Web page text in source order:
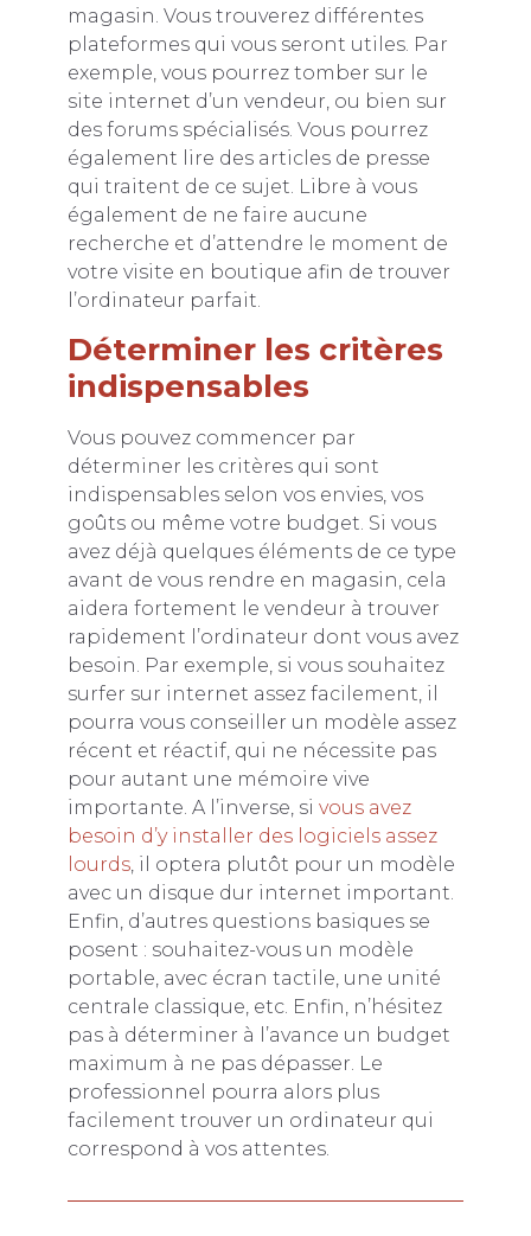
magasin. Vous trouverez différentes
plateformes qui vous seront utiles. Par
exemple, vous pourrez tomber sur le
site internet d’un vendeur, ou bien sur
des forums spécialisés. Vous pourrez
également lire des articles de presse
qui traitent de ce sujet. Libre à vous
également de ne faire aucune
recherche et d’attendre le moment de
votre visite en boutique afin de trouver
l’ordinateur parfait.
Déterminer les critères
indispensables
Vous pouvez commencer par
déterminer les critères qui sont
indispensables selon vos envies, vos
goûts ou même votre budget. Si vous
avez déjà quelques éléments de ce type
avant de vous rendre en magasin, cela
aidera fortement le vendeur à trouver
rapidement l’ordinateur dont vous avez
besoin. Par exemple, si vous souhaitez
surfer sur internet assez facilement, il
pourra vous conseiller un modèle assez
récent et réactif, qui ne nécessite pas
pour autant une mémoire vive
importante. A l’inverse, si vous avez
besoin d’y installer des logiciels assez
lourds, il optera plutôt pour un modèle
avec un disque dur internet important.
Enfin, d’autres questions basiques se
posent : souhaitez-vous un modèle
portable, avec écran tactile, une unité
centrale classique, etc. Enfin, n’hésitez
pas à déterminer à l’avance un budget
maximum à ne pas dépasser. Le
professionnel pourra alors plus
facilement trouver un ordinateur qui
correspond à vos attentes.